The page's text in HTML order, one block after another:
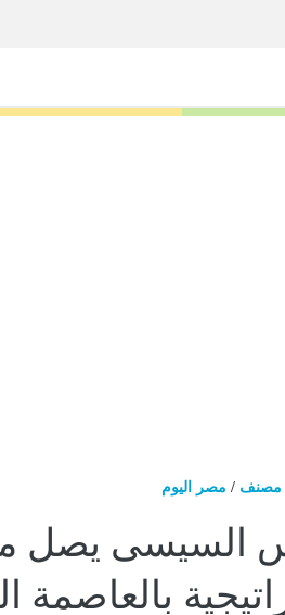
مصنف / مصر اليوم
السيسى يصل
بالعاصمة